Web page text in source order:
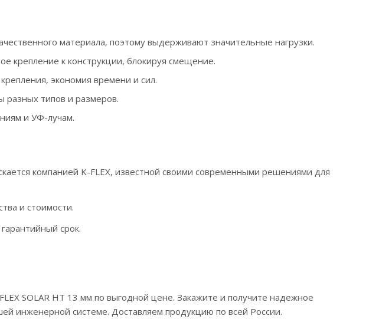
материала, поэтому выдерживают значительные нагрузки.
крепление к конструкции, блокируя смещение.
экономия времени и сил.
разных типов и размеров.
и УФ-лучам.
компанией K-FLEX, известной своими современными решениями для
и стоимости.
срок.
SOLAR HT 13 мм по выгодной цене. Закажите и получите надежное
инженерной системе. Доставляем продукцию по всей России.